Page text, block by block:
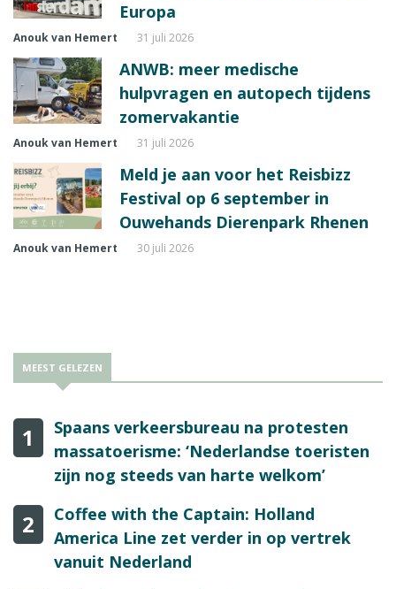
Europa
Anouk van Hemert 31 juli 2026
ANWB: meer medische
hulpvragen en autopech tijdens
zomervakantie
Anouk van Hemert 31 juli 2026
Meld je aan voor het Reisbizz
Festival op 6 september in
Ouwehands Dierenpark Rhenen
Anouk van Hemert 30 juli 2026
MEEST GELEZEN
1
Spaans verkeersbureau na protesten
massatoerisme: ‘Nederlandse toeristen
zijn nog steeds van harte welkom’
2
Coffee with the Captain: Holland
America Line zet verder in op vertrek
vanuit Nederland